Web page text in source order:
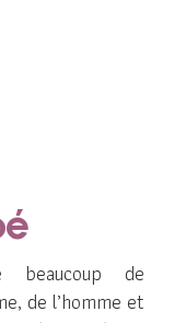
beaucoup de
de l’homme et